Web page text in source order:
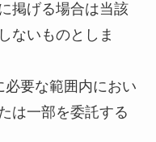
掲げる場合は当該
ないものとしま
必要な範囲内におい
は一部を委託する